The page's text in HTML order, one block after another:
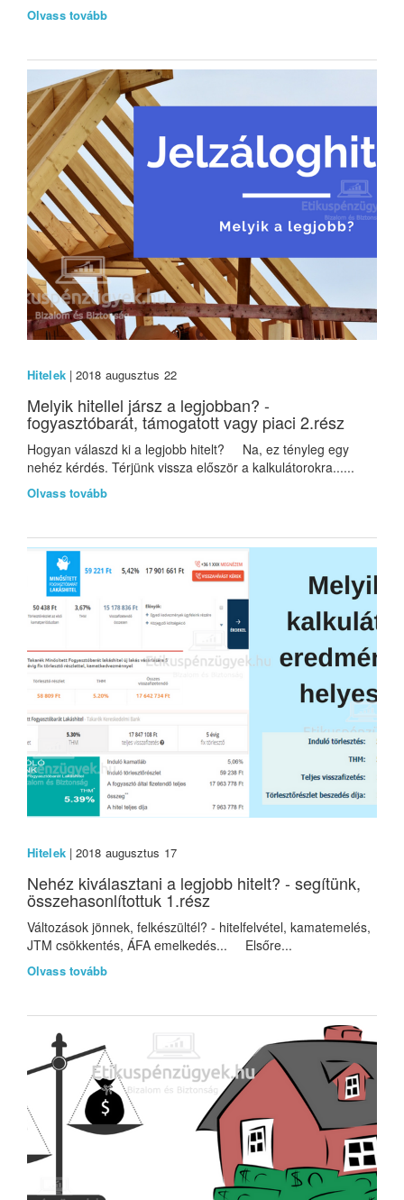
Olvass tovább
Hitelek| 2018 augusztus 22
Melyik hitellel jársz a legjobban? -
fogyasztóbarát, támogatott vagy piaci 2.rész
Hogyan válaszd ki a legjobb hitelt? Na, ez tényleg egy
nehéz kérdés. Térjünk vissza először a kalkulátorokra......
Olvass tovább
Hitelek| 2018 augusztus 17
Nehéz kiválasztani a legjobb hitelt? - segítünk,
összehasonlítottuk 1.rész
Változások jönnek, felkészültél? - hitelfelvétel, kamatemelés,
JTM csökkentés, ÁFA emelkedés... Elsőre...
Olvass tovább